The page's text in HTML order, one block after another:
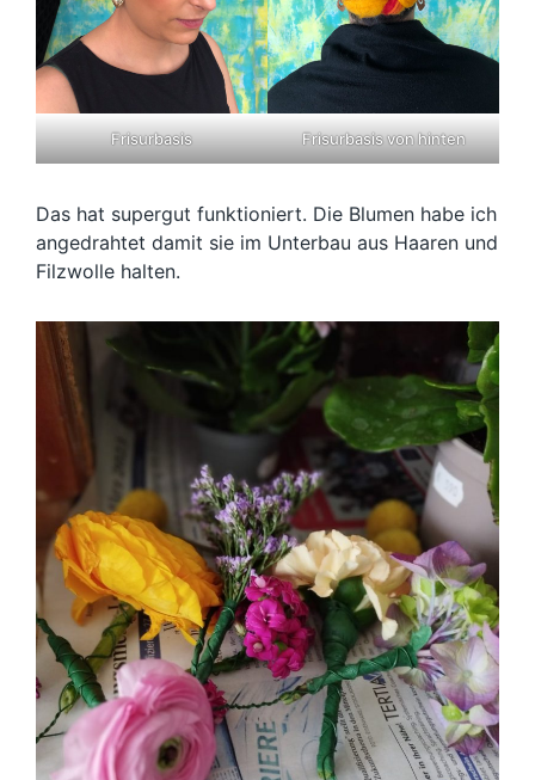
Frisurbasis Frisurbasis von hinten
Das hat supergut funktioniert. Die Blumen habe ich
angedrahtet damit sie im Unterbau aus Haaren und
Filzwolle halten.